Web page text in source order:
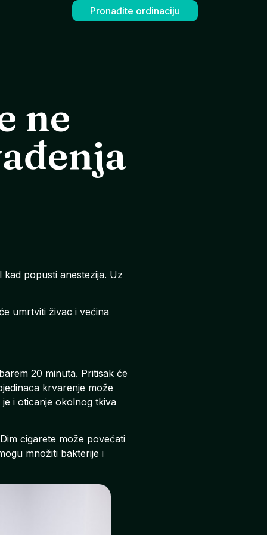
Pronađite ordinaciju
ne
popusti anestezija. Uz
umrtviti živac i većina
20 minuta. Pritisak će
krvarenje može
i oticanje okolnog tkiva
cigarete može povećati
množiti bakterije i